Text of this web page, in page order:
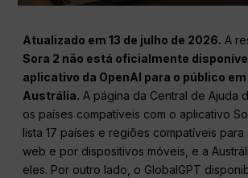
Atualizado em 13 de julho de 2026. A
Sora 2 não está oficialmente
aplicativo da OpenAI para o público
Austrália. A página da Central de Ajuda
os países compatíveis com o aplicativo
lista 17 países e regiões compatíveis
web e por dispositivos móveis, e a
eles. Por outro lado, o GlobalGPT